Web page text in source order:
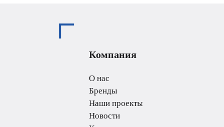
Компания
О нас
Бренды
Наши проекты
Новости